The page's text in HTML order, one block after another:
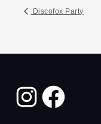
Discofox Party